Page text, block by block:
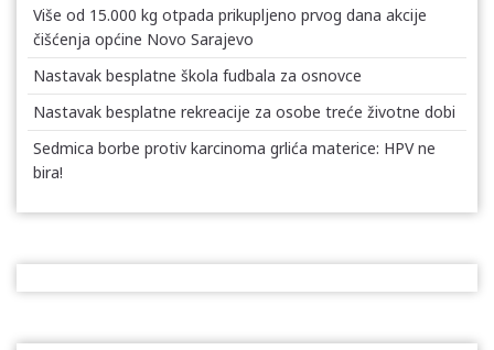
Više od 15.000 kg otpada prikupljeno prvog dana akcije
čišćenja općine Novo Sarajevo
Nastavak besplatne škola fudbala za osnovce
Nastavak besplatne rekreacije za osobe treće životne dobi
Sedmica borbe protiv karcinoma grlića materice: HPV ne
bira!